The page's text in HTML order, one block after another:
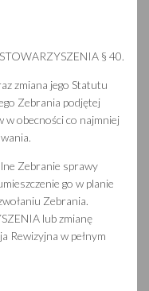
§ 40.
zmiana jego Statutu
Zebrania podjętej
w obecności co najmniej
Zebranie sprawy
go w planie
Zebrania.
lub zmianę
Rewizyjna w pełnym